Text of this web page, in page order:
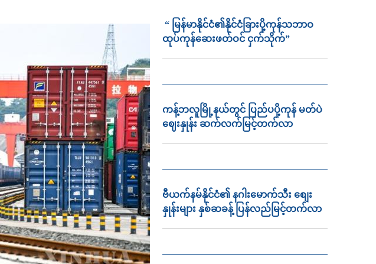
“ မြန်မာနိုင်ငံ၏နိုင်ငံခြားပို့ကုန်သဘာဝ
ထုပ်ကုန်ဆေးဖတ်ဝင် ငှက်သိုက်”
ကန့်ဘလူမြို့နယ်တွင် ပြည်ပပို့ကုန် မတ်ပဲ
ဈေးနှုန်း ဆက်လက်မြင့်တက်လာ
ဗီယက်နမ်နိုင်ငံ၏ နဂါးမောက်သီး စျေး
နှုန်းများ နှစ်ဆခန့် ပြန်လည်မြင့်တက်လာ